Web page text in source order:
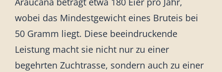
wobei das Mindestgewicht eines Bruteis bei
50 Gramm liegt. Diese beeindruckende
Leistung macht sie nicht nur zu einer
begehrten Zuchtrasse, sondern auch zu einer